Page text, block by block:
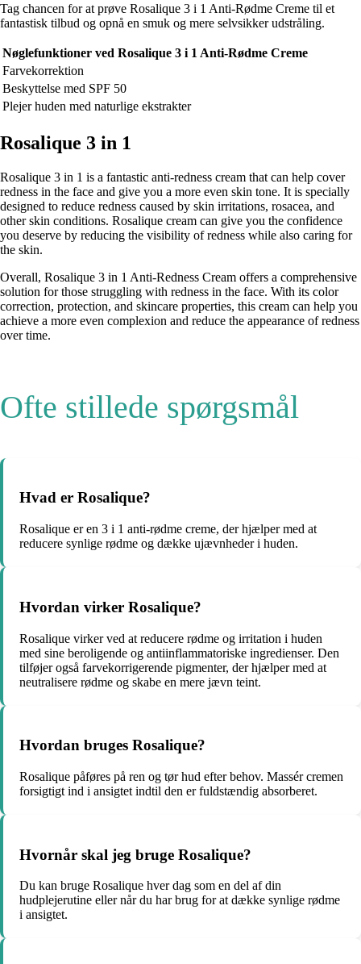
Tag chancen for at prøve Rosalique 3 i 1 Anti-Rødme Creme til et
fantastisk tilbud og opnå en smuk og mere selvsikker udstråling.
Nøglefunktioner ved Rosalique 3 i 1 Anti-Rødme Creme
Farvekorrektion
Beskyttelse med SPF 50
Plejer huden med naturlige ekstrakter
Rosalique 3 in 1
Rosalique 3 in 1 is a fantastic anti-redness cream that can help cover
redness in the face and give you a more even skin tone. It is specially
designed to reduce redness caused by skin irritations, rosacea, and
other skin conditions. Rosalique cream can give you the confidence
you deserve by reducing the visibility of redness while also caring for
the skin.
Overall, Rosalique 3 in 1 Anti-Redness Cream offers a comprehensive
solution for those struggling with redness in the face. With its color
correction, protection, and skincare properties, this cream can help you
achieve a more even complexion and reduce the appearance of redness
over time.
Ofte stillede spørgsmål
Hvad er Rosalique?
Rosalique er en 3 i 1 anti-rødme creme, der hjælper med at
reducere synlige rødme og dække ujævnheder i huden.
Hvordan virker Rosalique?
Rosalique virker ved at reducere rødme og irritation i huden
med sine beroligende og antiinflammatoriske ingredienser. Den
tilføjer også farvekorrigerende pigmenter, der hjælper med at
neutralisere rødme og skabe en mere jævn teint.
Hvordan bruges Rosalique?
Rosalique påføres på ren og tør hud efter behov. Massér cremen
forsigtigt ind i ansigtet indtil den er fuldstændig absorberet.
Hvornår skal jeg bruge Rosalique?
Du kan bruge Rosalique hver dag som en del af din
hudplejerutine eller når du har brug for at dække synlige rødme
i ansigtet.